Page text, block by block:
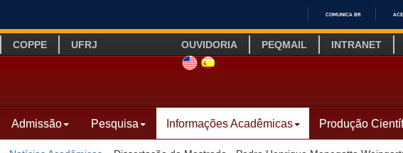
IR
O
COMUNICA BR
COPPE UFRJ OUVIDORIA PEQMAIL INTRANET
SITE INGLÊS
LINK SITE ESPANHOL
Admissão Pesquisa Informações Acadêmicas Produção